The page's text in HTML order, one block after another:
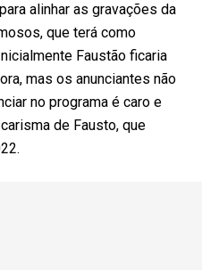
alinhar as gravações da
que terá como
Faustão ficaria
mas os anunciantes não
no programa é caro e
de Fausto, que